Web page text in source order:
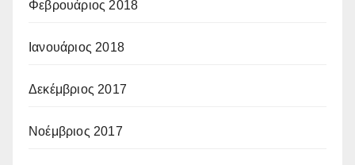
Φεβρουάριος 2018
Ιανουάριος 2018
Δεκέμβριος 2017
Νοέμβριος 2017